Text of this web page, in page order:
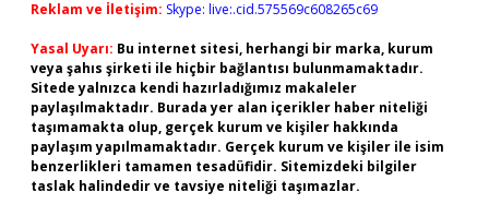
Reklam ve İletişim: Skype: live:.cid.575569c608265c69
Yasal Uyarı: Bu internet sitesi, herhangi bir marka, kurum
veya şahıs şirketi ile hiçbir bağlantısı bulunmamaktadır.
Sitede yalnızca kendi hazırladığımız makaleler
paylaşılmaktadır. Burada yer alan içerikler haber niteliği
taşımamakta olup, gerçek kurum ve kişiler hakkında
paylaşım yapılmamaktadır. Gerçek kurum ve kişiler ile isim
benzerlikleri tamamen tesadüfidir. Sitemizdeki bilgiler
taslak halindedir ve tavsiye niteliği taşımazlar.